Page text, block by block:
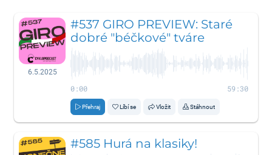
6.5.2025
#537 GIRO PREVIEW: Staré
dobré "béčkové" tváre
0:00 59:30
Přehraj Líbí se Vložit Stáhnout
#585 Hurá na klasiky!